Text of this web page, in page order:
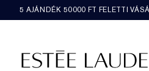
5 AJÁNDÉK 50000​ FT FELETTI